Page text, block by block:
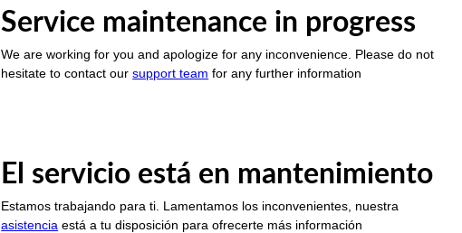
Service maintenance in progress
We are working for you and apologize for any inconvenience. Please do not
hesitate to contact oursupport team for any further information
El servicio está en mantenimiento
Estamos trabajando para ti. Lamentamos los inconvenientes, nuestra
asistencia está a tu disposición para ofrecerte más información